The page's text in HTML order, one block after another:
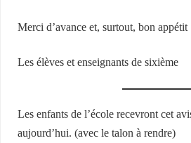
Merci d’avance et, surtout, bon appétit
Les élèves et enseignants de sixième
Les enfants de l’école recevront cet
aujourd’hui. (avec le talon à rendre)